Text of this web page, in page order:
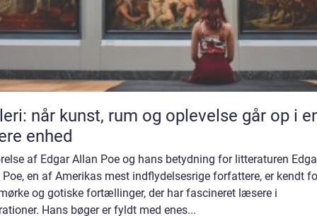
når kunst, rum og oplevelse går op i
enhed
af Edgar Allan Poe og hans betydning for litteraturen
en af Amerikas mest indflydelsesrige forfattere, er kendt
og gotiske fortællinger, der har fascineret læsere i
Hans bøger er fyldt med enes...